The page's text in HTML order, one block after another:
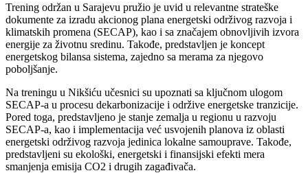
Trening održan u Sarajevu pružio je uvid u relevantne strateške
dokumente za izradu akcionog plana energetski održivog razvoja i
klimatskih promena (SECAP), kao i sa značajem obnovljivih izvora
energije za životnu sredinu. Takođe, predstavljen je koncept
energetskog bilansa sistema, zajedno sa merama za njegovo
poboljšanje.
Na treningu u Nikšiću učesnici su upoznati sa ključnom ulogom
SECAP-a u procesu dekarbonizacije i održive energetske tranzicije.
Pored toga, predstavljeno je stanje zemalja u regionu u razvoju
SECAP-a, kao i implementacija već usvojenih planova iz oblasti
energetski održivog razvoja jedinica lokalne samouprave. Takođe,
predstavljeni su ekološki, energetski i finansijski efekti mera
smanjenja emisija CO2 i drugih zagađivača.